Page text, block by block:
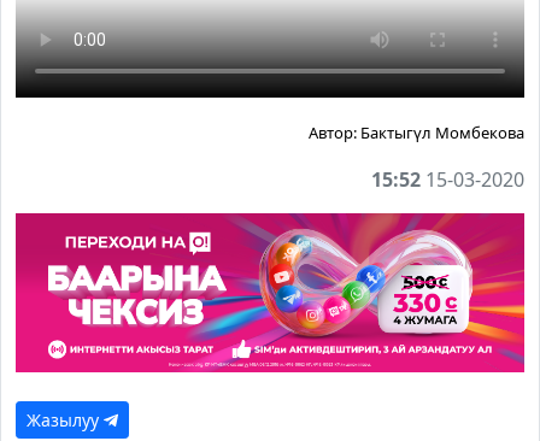
Автор: Бактыгүл Момбекова
15:52 15-03-2020
Жазылуу